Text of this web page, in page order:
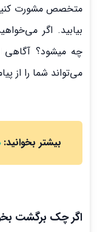
متخصص مشورت کنید
بیابید. اگر
چه میشود؟
می‌تواند شما را از
بیشتر بخوانید:
اگر چک برگشت